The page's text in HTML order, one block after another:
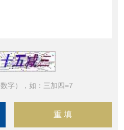
字），如：三加四=7